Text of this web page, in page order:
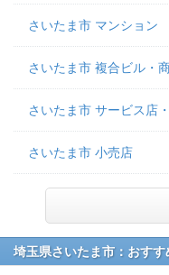
さいたま市 マンション
さいたま市 複合ビル・
さいたま市 サービス店
さいたま市 小売店
埼玉県さいたま市：おすす